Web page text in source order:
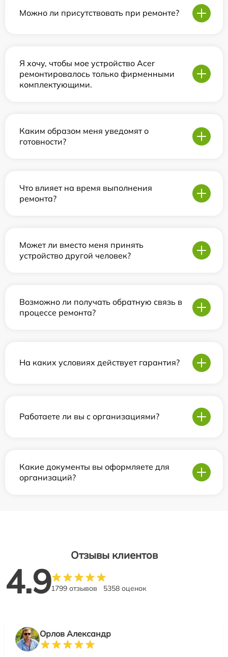
Можно ли присутствовать при ремонте?
Я хочу, чтобы мое устройство Acer
ремонтировалось только фирменными
комплектующими.
Каким образом меня уведомят о
готовности?
Что влияет на время выполнения
ремонта?
Может ли вместо меня принять
устройство другой человек?
Возможно ли получать обратную связь в
процессе ремонта?
На каких условиях действует гарантия?
Работаете ли вы с организациями?
Какие документы вы оформляете для
организаций?
Отзывы клиентов
4.91799 отзывов 5358 оценок
Орлов Александр